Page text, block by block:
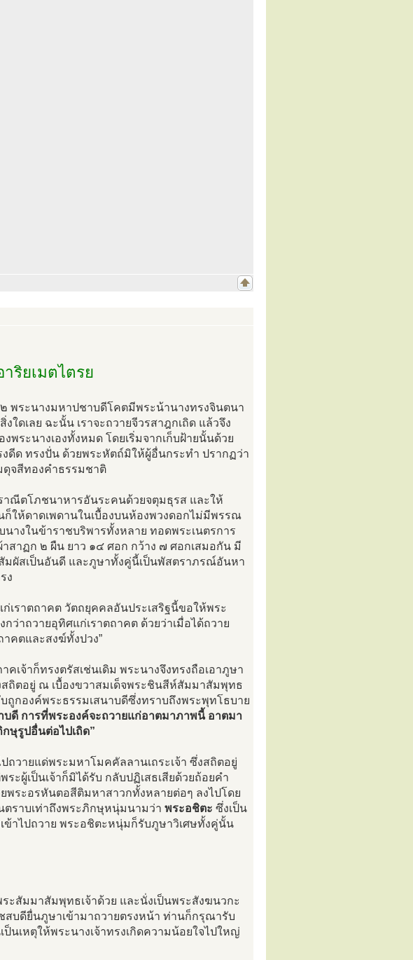
ริยเมตไตรย
พระนางมหาปชาบดีโคตมีพระน้านางทรงจินตนา
ใดเลย ฉะนั้น เราจะถวายจีวรสาฎกเถิด แล้วจึง
ระนางเองทั้งหมด โดยเริ่มจากเก็บฝ้ายนั้นด้วย
ดีด ทรงปั่น ด้วยพระหัตถ์มิให้ผู้อื่นกระทำ ปรากฏว่า
ดุจสีทองคำธรรมชาติ
าณีตโภชนาหารอันระคนด้วยจตุมธุรส และให้
ให้ดาดเพดานในเบื้องบนห้องพวงดอกไม่มีพรรณ
างในข้าราชบริพารทั้งหลาย ทอดพระเนตรการ
สาฏก ๒ ผืน ยาว ๑๔ ศอก กว้าง ๗ ศอกเสมอกัน มี
มผัสเป็นอันดี และภูษาทั้งคู่นี้เป็นพัสตราภรณ์อันหา
ง
ราตถาคต วัตถยุคคลอันประเสริฐนี้ขอให้พระ
ว่าถวายอุทิศแก่เราตถาคต ด้วยว่าเมื่อได้ถวาย
คตและสงฆ์ทั้งปวง”
เจ้าก็ทรงตรัสเช่นเดิม พระนางจึงทรงถือเอาภูษา
ถิตอยู่ ณ เบื้องขวาสมเด็จพระชินสีห์สัมมาสัมพุทธ
ถูกองค์พระธรรมเสนาบดีซึ่งทราบถึงพระพุทโธบาย
ดี การที่พระองค์จะถวายแก่อาตมาภาพนี้ อาตมา
ษุรูปอื่นต่อไปเถิด”
ถวายแด่พระมหาโมคคัลลานเถระเจ้า ซึ่งสถิตอยู่
ะผู้เป็นเจ้าก็มิได้รับ กลับปฏิเสธเสียด้วยถ้อยคำ
พระอรหันตอสีติมหาสาวกทั้งหลายต่อๆ ลงไปโดย
ตราบเท่าถึงพระภิกษุหนุ่มนามว่า พระอชิตะ ซึ่งเป็น
าไปถวาย พระอชิตะหนุ่มก็รับภูษาวิเศษทั้งคู่นั้น
ะสัมมาสัมพุทธเจ้าด้วย และนั่งเป็นพระสังฆนวกะ
บดียื่นภูษาเข้ามาถวายตรงหน้า ท่านก็กรุณารับ
นเหตุให้พระนางเจ้าทรงเกิดความน้อยใจไปใหญ่